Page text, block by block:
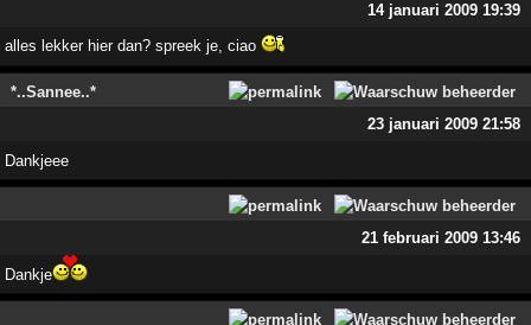
14 januari 2009 19:39
alles lekker hier dan? spreek je, ciao
*..Sannee..*
23 januari 2009 21:58
Dankjeee
21 februari 2009 13:46
Dankje